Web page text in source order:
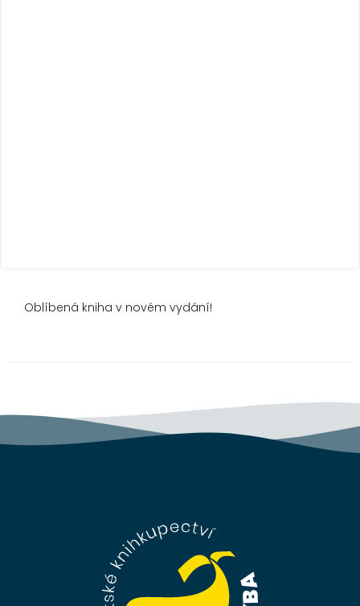
Oblíbená kniha v novém vydání!